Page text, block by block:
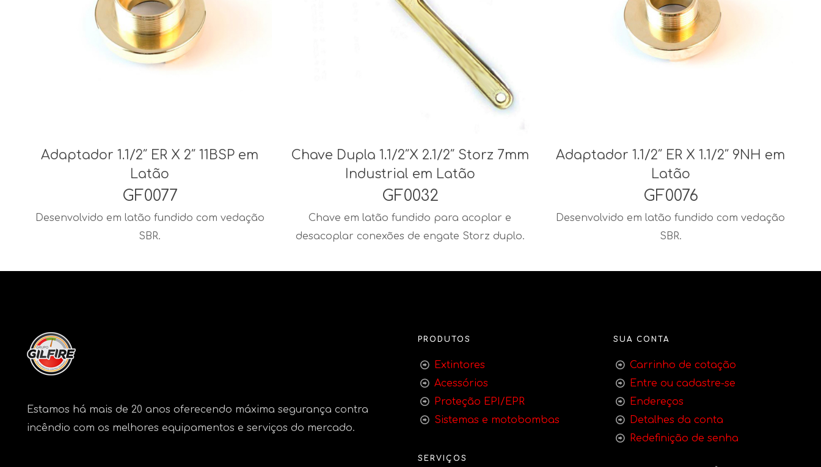
Adaptador 1.1/2″ ER X 2″ 11BSP em
Latão
GF0077
Desenvolvido em latão fundido com vedação
SBR.
Chave Dupla 1.1/2″X 2.1/2″ Storz 7mm
Industrial em Latão
GF0032
Chave em latão fundido para acoplar e
desacoplar conexões de engate Storz duplo.
Adaptador 1.1/2″ ER X 1.1/2″ 9NH em
Latão
GF0076
Desenvolvido em latão fundido com vedação
SBR.
Estamos há mais de 20 anos oferecendo máxima segurança contra
incêndio com os melhores equipamentos e serviços do mercado.
PRODUTOS
Extintores
Acessórios
Proteção EPI/EPR
Sistemas e motobombas
SERVIÇOS
SUA CONTA
Carrinho de cotação
Entre ou cadastre-se
Endereços
Detalhes da conta
Redefinição de senha